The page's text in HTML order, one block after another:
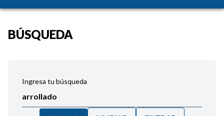
BÚSQUEDA
Ingresa tu búsqueda